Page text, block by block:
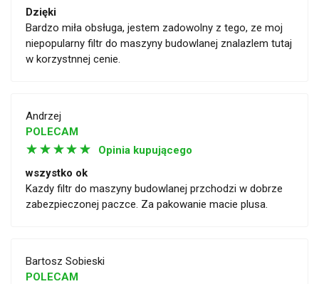
Dzięki
Bardzo miła obsługa, jestem zadowolny z tego, ze moj
niepopularny filtr do maszyny budowlanej znalazlem tutaj
w korzystnnej cenie.
Andrzej
POLECAM
☆☆☆☆☆
Opinia kupującego
wszystko ok
Kazdy filtr do maszyny budowlanej przchodzi w dobrze
zabezpieczonej paczce. Za pakowanie macie plusa.
Bartosz Sobieski
POLECAM